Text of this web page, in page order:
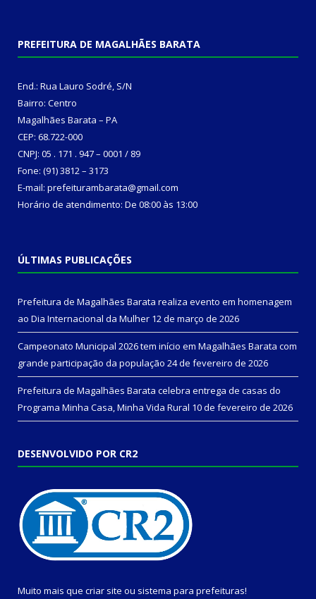
PREFEITURA DE MAGALHÃES BARATA
End.: Rua Lauro Sodré, S/N
Bairro: Centro
Magalhães Barata – PA
CEP: 68.722-000
CNPJ: 05 . 171 . 947 – 0001 / 89
Fone: (91) 3812 – 3173
E-mail: prefeiturambarata@gmail.com
Horário de atendimento: De 08:00 às 13:00
ÚLTIMAS PUBLICAÇÕES
Prefeitura de Magalhães Barata realiza evento em homenagem
ao Dia Internacional da Mulher 12 de março de 2026
Campeonato Municipal 2026 tem início em Magalhães Barata com
grande participação da população 24 de fevereiro de 2026
Prefeitura de Magalhães Barata celebra entrega de casas do
Programa Minha Casa, Minha Vida Rural 10 de fevereiro de 2026
DESENVOLVIDO POR CR2
Muito mais que criar site ou sistema para prefeituras!